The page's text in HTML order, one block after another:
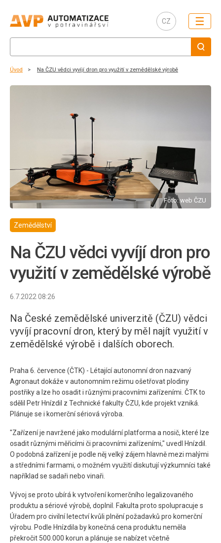
CZ ☰
Úvod Na ČZU vědci vyvíjí dron pro využití v zemědělské výrobě
Foto: web ČZU
Zemědělství
Na ČZU vědci vyvíjí dron pro
využití v zemědělské výrobě
6.7.2022 08:26
Na České zemědělské univerzitě (ČZU) vědci
vyvíjí pracovní dron, který by měl najít využití v
zemědělské výrobě i dalších oborech.
Praha 6. července (ČTK) - Létající autonomní dron nazvaný
Agronaut dokáže v autonomním režimu ošetřovat plodiny
postřiky a lze ho osadit i různými pracovními zařízeními. ČTK to
sdělil Petr Hnízdil z Technické fakulty ČZU, kde projekt vzniká.
Plánuje se i komerční sériová výroba.
"Zařízení je navržené jako modulární platforma a nosič, které lze
osadit různými měřicími či pracovními zařízeními," uvedl Hnízdil.
O podobná zařízení je podle něj velký zájem hlavně mezi malými
a středními farmami, o možném využití diskutují výzkumníci také
například se sadaři nebo vinaři.
Vývoj se proto ubírá k vytvoření komerčního legalizovaného
produktu a sériové výrobě, doplnil. Fakulta proto spolupracuje s
Úřadem pro civilní letectví kvůli plnění požadavků pro komerční
výrobu. Podle Hnízdila by konečná cena produktu neměla
překročit 500.000 korun a plánuje se nabízet včetně